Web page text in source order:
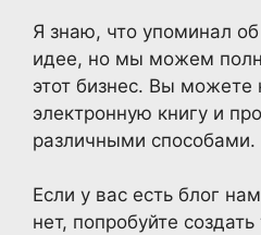
Я знаю, что упоминал
идее, но мы можем
этот бизнес. Вы можете
электронную книгу и
различными способами.
Если у вас есть блог
нет, попробуйте